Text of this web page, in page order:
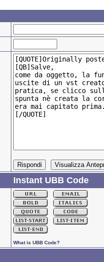
Instant UBB Code
What is UBB Code?